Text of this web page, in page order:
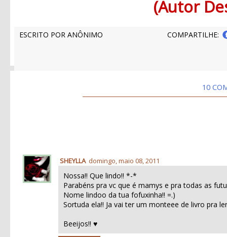
(Autor
ESCRITO POR ANÔNIMO COMPARTILHE:
10
SHEYLLA domingo, maio 08, 2011
Nossa!! Que lindo!! *-*
Parabéns pra vc que é mamys e pra todas as
Nome lindoo da tua fofuxinha!! =.)
Sortuda ela!! Ja vai ter um monteee de livro pra
Beeijos!! ♥